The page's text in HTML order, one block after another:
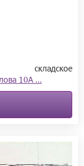
складское
10А …